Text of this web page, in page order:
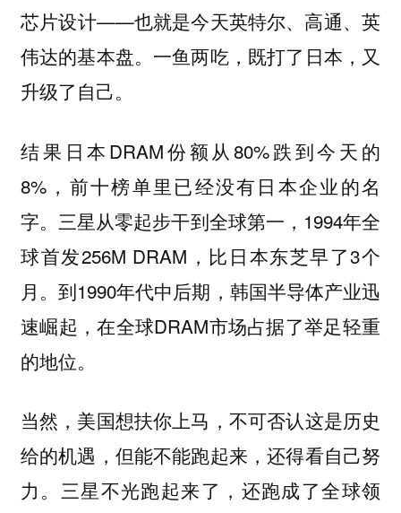
芯片设计——也就是今天英特尔、高通、英
伟达的基本盘。一鱼两吃，既打了日本，又
升级了自己。
结果日本DRAM份额从80%跌到今天的
8%，前十榜单里已经没有日本企业的名
字。三星从零起步干到全球第一，1994年全
球首发256M DRAM，比日本东芝早了3个
月。到1990年代中后期，韩国半导体产业迅
速崛起，在全球DRAM市场占据了举足轻重
的地位。
当然，美国想扶你上马，不可否认这是历史
给的机遇，但能不能跑起来，还得看自己努
力。三星不光跑起来了，还跑成了全球领